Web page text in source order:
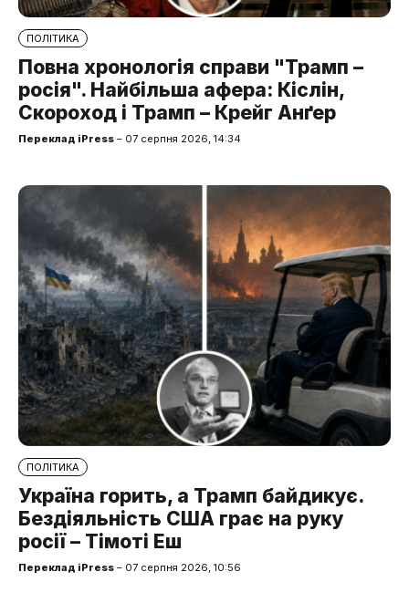
ПОЛІТИКА
Повна хронологія справи "Трамп –
росія". Найбільша афера: Кіслін,
Скороход і Трамп – Крейг Анґер
Переклад iPress – 07 серпня 2026, 14:34
ПОЛІТИКА
Україна горить, а Трамп байдикує.
Бездіяльність США грає на руку
росії – Тімоті Еш
Переклад iPress – 07 серпня 2026, 10:56